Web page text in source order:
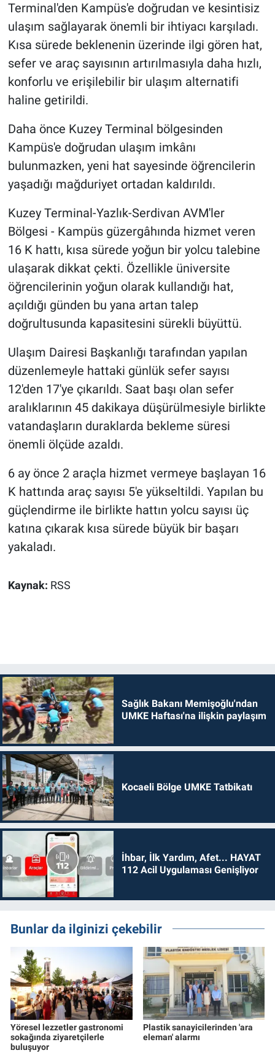
Terminal'den Kampüs'e doğrudan ve kesintisiz
ulaşım sağlayarak önemli bir ihtiyacı karşıladı.
Kısa sürede beklenenin üzerinde ilgi gören hat,
sefer ve araç sayısının artırılmasıyla daha hızlı,
konforlu ve erişilebilir bir ulaşım alternatifi
haline getirildi.
Daha önce Kuzey Terminal bölgesinden
Kampüs'e doğrudan ulaşım imkânı
bulunmazken, yeni hat sayesinde öğrencilerin
yaşadığı mağduriyet ortadan kaldırıldı.
Kuzey Terminal-Yazlık-Serdivan AVM'ler
Bölgesi - Kampüs güzergâhında hizmet veren
16 K hattı, kısa sürede yoğun bir yolcu talebine
ulaşarak dikkat çekti. Özellikle üniversite
öğrencilerinin yoğun olarak kullandığı hat,
açıldığı günden bu yana artan talep
doğrultusunda kapasitesini sürekli büyüttü.
Ulaşım Dairesi Başkanlığı tarafından yapılan
düzenlemeyle hattaki günlük sefer sayısı
12'den 17'ye çıkarıldı. Saat başı olan sefer
aralıklarının 45 dakikaya düşürülmesiyle birlikte
vatandaşların duraklarda bekleme süresi
önemli ölçüde azaldı.
6 ay önce 2 araçla hizmet vermeye başlayan 16
K hattında araç sayısı 5'e yükseltildi. Yapılan bu
güçlendirme ile birlikte hattın yolcu sayısı üç
katına çıkarak kısa sürede büyük bir başarı
yakaladı.
Kaynak: RSS
Sağlık Bakanı Memişoğlu'ndan
UMKE Haftası'na ilişkin paylaşım
Kocaeli Bölge UMKE Tatbikatı
İhbar, İlk Yardım, Afet... HAYAT
112 Acil Uygulaması Genişliyor
Bunlar da ilginizi çekebilir
Yöresel lezzetler gastronomi
sokağında ziyaretçilerle
buluşuyor
Plastik sanayicilerinden 'ara
eleman' alarmı